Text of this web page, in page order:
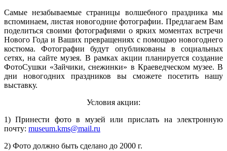
Самые незабываемые страницы волшебного праздника мы
вспоминаем, листая новогодние фотографии. Предлагаем Вам
поделиться своими фотографиями о ярких моментах встречи
Нового Года и Ваших превращениях с помощью новогоднего
костюма. Фотографии будут опубликованы в социальных
сетях, на сайте музея. В рамках акции планируется создание
ФотоСушки «Зайчики, снежинки» в Краеведческом музее. В
дни новогодних праздников вы сможете посетить нашу
выставку.
Условия акции:
1) Принести фото в музей или прислать на электронную
почту: museum.kms@mail.ru
2) Фото должно быть сделано до 2000 г.